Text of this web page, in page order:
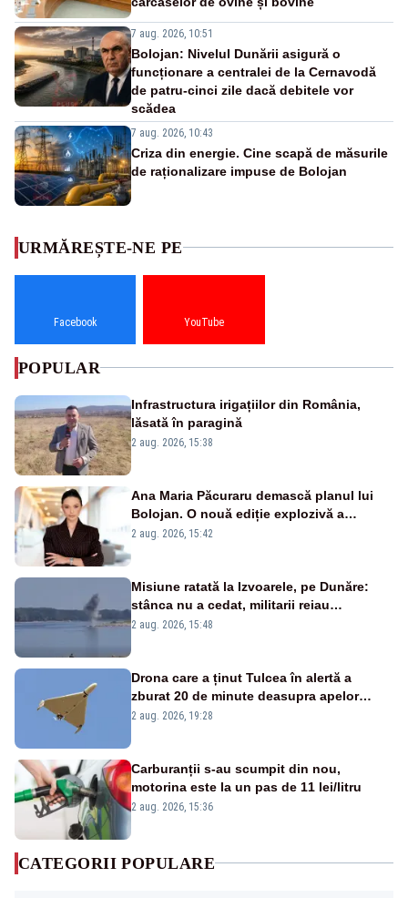
7 aug. 2026, 10:51
Bolojan: Nivelul Dunării asigură o
funcționare a centralei de la Cernavodă
de patru-cinci zile dacă debitele vor
scădea
7 aug. 2026, 10:43
Criza din energie. Cine scapă de măsurile
de raționalizare impuse de Bolojan
URMĂREȘTE-NE PE
Facebook YouTube
POPULAR
Infrastructura irigațiilor din România,
lăsată în paragină
2 aug. 2026, 15:38
Ana Maria Păcuraru demască planul lui
Bolojan. O nouă ediție explozivă a
emisiunii „Miza Zilei” la Realitatea PLUS
2 aug. 2026, 15:42
Misiune ratată la Izvoarele, pe Dunăre:
stânca nu a cedat, militarii reiau
detonările luni – VIDEO
2 aug. 2026, 15:48
Drona care a ținut Tulcea în alertă a
zburat 20 de minute deasupra apelor
României. Au fost ridicate două F-16
2 aug. 2026, 19:28
Carburanții s-au scumpit din nou,
motorina este la un pas de 11 lei/litru
2 aug. 2026, 15:36
CATEGORII POPULARE